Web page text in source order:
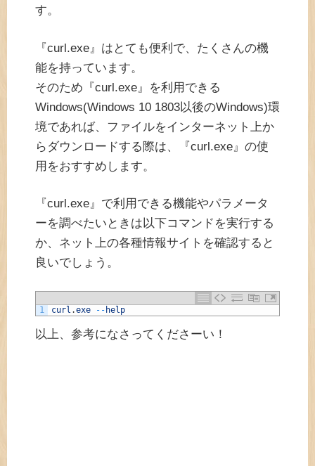
す。
『curl.exe』はとても便利で、たくさんの機
能を持っています。
そのため『curl.exe』を利用できる
Windows(Windows 10 1803以後のWindows)環
境であれば、ファイルをインターネット上か
らダウンロードする際は、『curl.exe』の使
用をおすすめします。
『curl.exe』で利用できる機能やパラメータ
ーを調べたいときは以下コマンドを実行する
か、ネット上の各種情報サイトを確認すると
良いでしょう。
1 curl .exe -- help
以上、参考になさってくださーい！